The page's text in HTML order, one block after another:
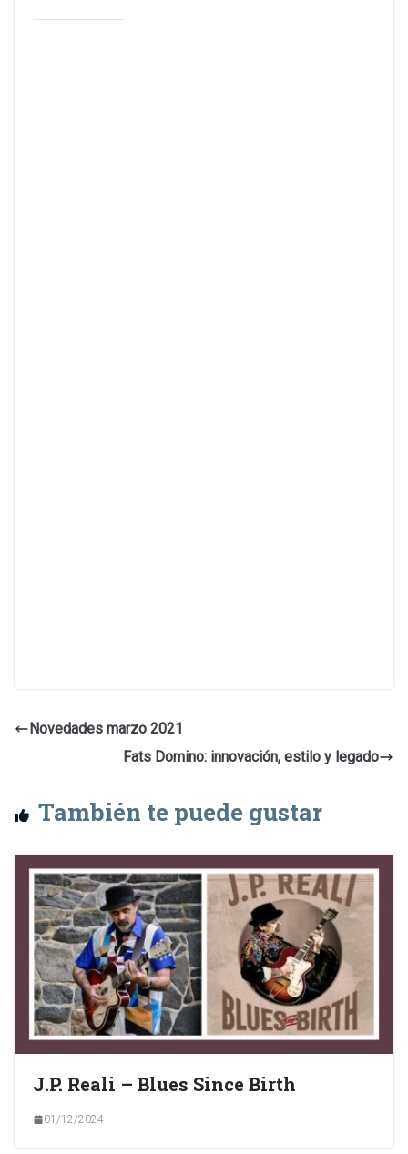
Novedades marzo 2021
Fats Domino: innovación, estilo y legado
También te puede gustar
J.P. Reali – Blues Since Birth
01/12/2024